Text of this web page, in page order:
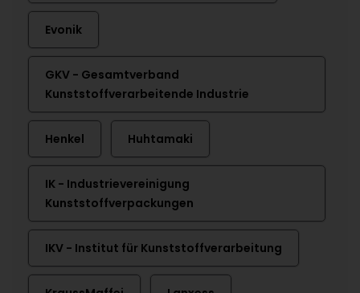
Evonik
GKV - Gesamtverband
Kunststoffverarbeitende Industrie
Henkel Huhtamaki
IK - Industrievereinigung
Kunststoffverpackungen
IKV - Institut für Kunststoffverarbeitung